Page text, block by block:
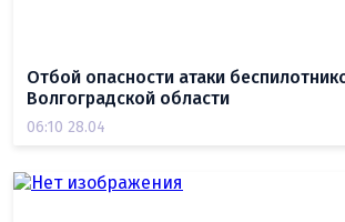
Отбой опасности атаки
Волгоградской области
06:10 28.04